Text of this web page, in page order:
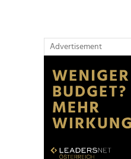
Advertisement